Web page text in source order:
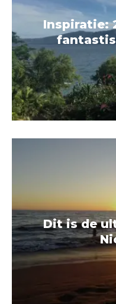
Inspiratie:
Dit is de